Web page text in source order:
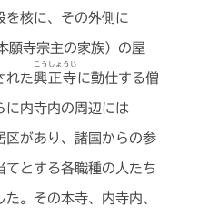
を核に、その外側に
願寺宗主の家族）の屋
れた興正寺
こうしょうじ
に勤仕する僧
に内寺内の周辺には
区があり、諸国からの参
とする各職種の人たち
。その本寺、内寺内、